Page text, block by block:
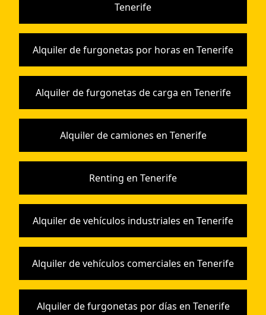
Tenerife
Alquiler de furgonetas por horas en Tenerife
Alquiler de furgonetas de carga en Tenerife
Alquiler de camiones en Tenerife
Renting en Tenerife
Alquiler de vehículos industriales en Tenerife
Alquiler de vehículos comerciales en Tenerife
Alquiler de furgonetas por días en Tenerife